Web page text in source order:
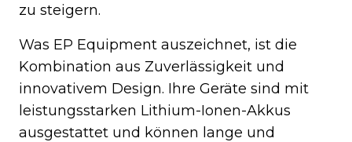
zu steigern.
Was EP Equipment auszeichnet, ist die
Kombination aus Zuverlässigkeit und
innovativem Design. Ihre Geräte sind mit
leistungsstarken Lithium-Ionen-Akkus
ausgestattet und können lange und